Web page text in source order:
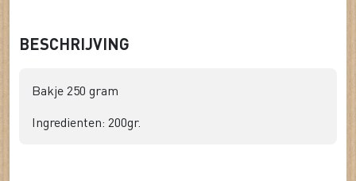
BESCHRIJVING
Bakje 250 gram
Ingredienten: 200gr.